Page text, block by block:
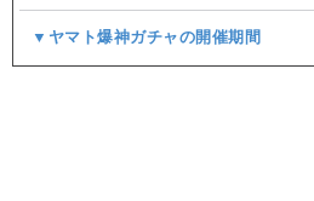
▼ヤマト爆神ガチャの開催期間